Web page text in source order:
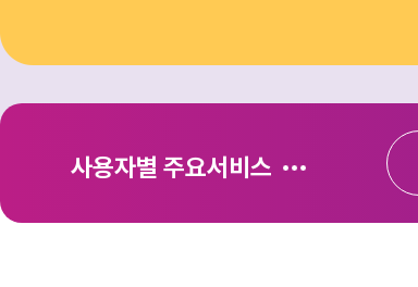
사용자별 주요서비스